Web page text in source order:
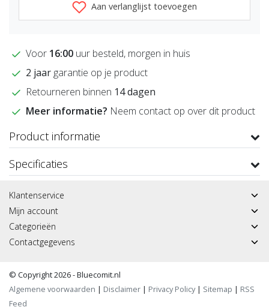
Aan verlanglijst toevoegen
Voor 16:00 uur besteld, morgen in huis
2 jaargarantie op je product
Retourneren binnen 14 dagen
Meer informatie? Neem contact op over dit product
Product informatie
Specificaties
Klantenservice
Mijn account
Categorieën
Contactgegevens
© Copyright 2026 - Bluecomit.nl
Algemene voorwaarden | Disclaimer | Privacy Policy| Sitemap | RSS
Feed